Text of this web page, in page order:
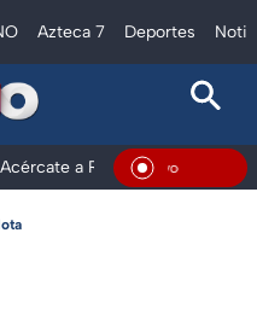
Azteca 7 Deportes
Acércate a Rocío Al ExtremoEn